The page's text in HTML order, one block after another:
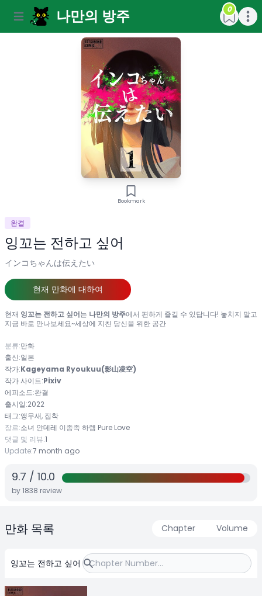
Open main menu나만의 방주 Open
0
Bookmark
완결
잉꼬는 전하고 싶어
インコちゃんは伝えたい
현재 만화에 대하여
현재 잉꼬는 전하고 싶어는 나만의 방주에서 편하게 즐길 수 있답니다! 놓치지 말고
지금 바로 만나보세요~세상에 지친 당신을 위한 공간
분류:만화
출신:일본
작가:Kageyama Ryoukuu(影山凌空)
작가 사이트:Pixiv
에피소드:완결
출시일:2022
태그:앵무새, 집착
장르:소녀 얀데레 이종족 하렘 Pure Love
댓글 및 리뷰:1
Update:7 month ago
9.7 / 10.0
by1838 review
만화 목록 Chapter Volume
잉꼬는 전하고 싶어